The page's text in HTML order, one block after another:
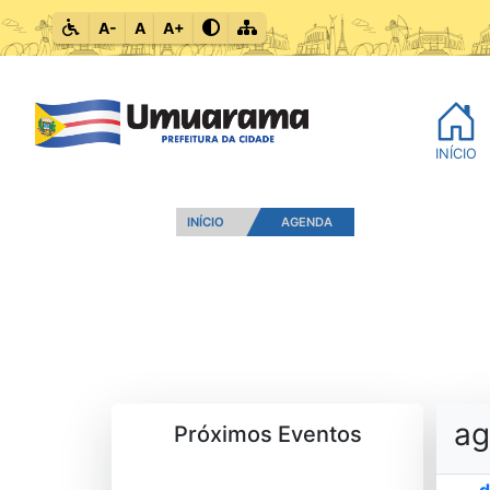
A- A A+
INÍCIO
INÍCIO AGENDA
Próximos Eventos